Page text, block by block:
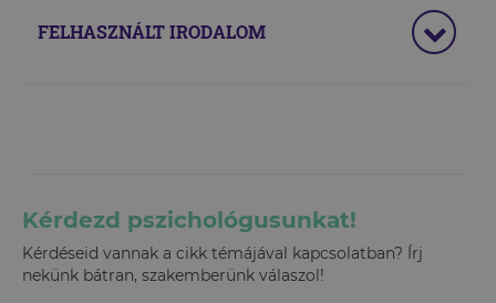
FELHASZNÁLT IRODALOM
Kérdezd pszichológusunkat!
Kérdéseid vannak a cikk témájával kapcsolatban? Írj
nekünk bátran, szakemberünk válaszol!